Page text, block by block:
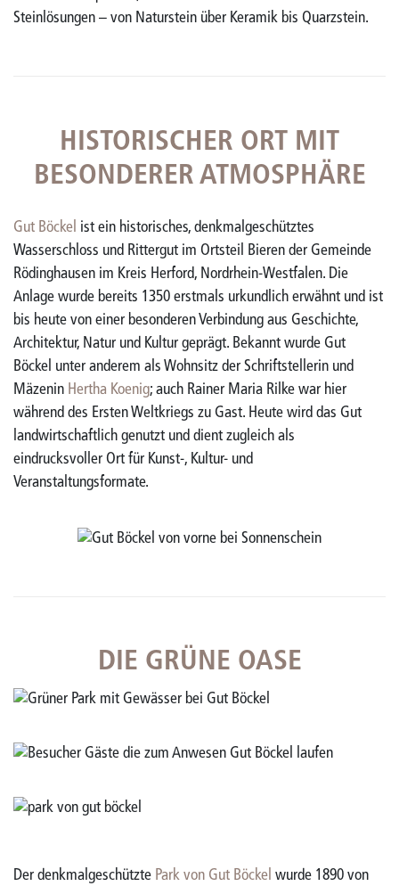
Steinlösungen – von Naturstein über Keramik bis Quarzstein.
HISTORISCHER ORT MIT
BESONDERER ATMOSPHÄRE
Gut Böckel ist ein historisches, denkmalgeschütztes
Wasserschloss und Rittergut im Ortsteil Bieren der Gemeinde
Rödinghausen im Kreis Herford, Nordrhein-Westfalen. Die
Anlage wurde bereits 1350 erstmals urkundlich erwähnt und ist
bis heute von einer besonderen Verbindung aus Geschichte,
Architektur, Natur und Kultur geprägt. Bekannt wurde Gut
Böckel unter anderem als Wohnsitz der Schriftstellerin und
Mäzenin Hertha Koenig; auch Rainer Maria Rilke war hier
während des Ersten Weltkriegs zu Gast. Heute wird das Gut
landwirtschaftlich genutzt und dient zugleich als
eindrucksvoller Ort für Kunst-, Kultur- und
Veranstaltungsformate.
DIE GRÜNE OASE
Der denkmalgeschützte Park von Gut Böckel wurde 1890 von